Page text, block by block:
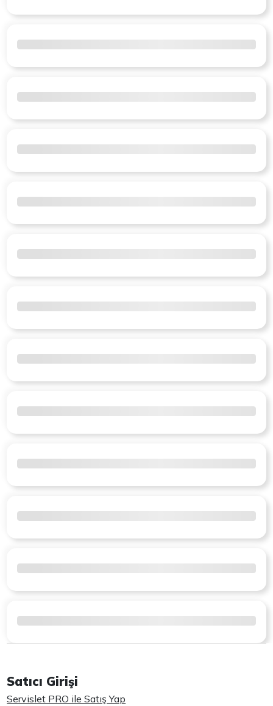
Satıcı Girişi
Servislet PRO ile Satış Yap